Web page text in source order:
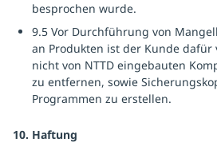
besprochen wurde.
9.5 Vor Durchführung von
an Produkten ist der Kunde
nicht von NTTD eingebauten
zu entfernen, sowie
Programmen zu erstellen.
10. Haftung